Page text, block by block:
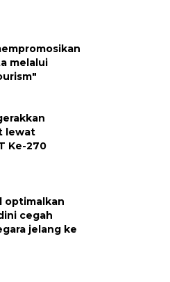
melalui
lewat
Ke-270
optimalkan
cegah
jelang ke